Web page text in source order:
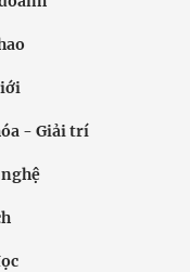
- Giải trí